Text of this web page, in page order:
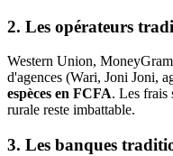
2. Les opérateurs
Western Union,
d'agences (Wari, Joni Joni,
espèces en FCFA. Les frais
rurale reste imbattable.
3. Les banques